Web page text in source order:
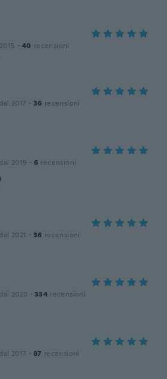
· 40 recensioni
2017 · 36 recensioni
2019 · 6 recensioni
2021 · 36 recensioni
2020 · 334 recensioni
2017 · 87 recensioni